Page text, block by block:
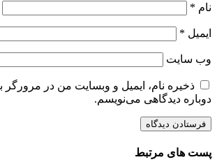
نام *
ایمیل *
وب‌ سایت
ذخیره نام، ایمیل و وبسایت من در مرورگر
دوباره دیدگاهی می‌نویسم.
پست های مرتبط